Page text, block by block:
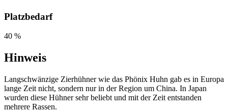
Platzbedarf
40 %
Hinweis
Langschwänzige Zierhühner wie das Phönix Huhn gab es in Europa
lange Zeit nicht, sondern nur in der Region um China. In Japan
wurden diese Hühner sehr beliebt und mit der Zeit entstanden
mehrere Rassen.